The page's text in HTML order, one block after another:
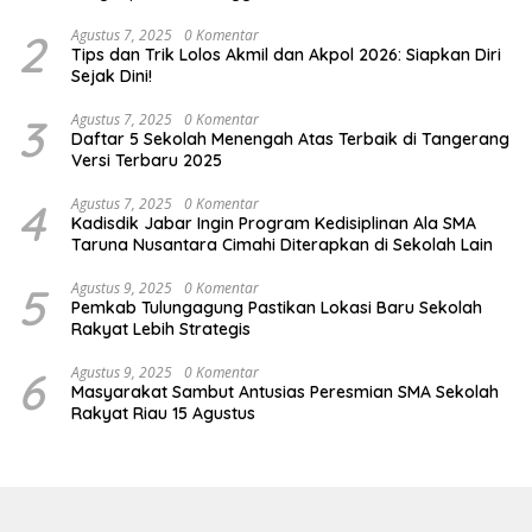
2 Agustus 7, 2025 0 Komentar
Tips dan Trik Lolos Akmil dan Akpol 2026: Siapkan Diri
Sejak Dini!
3 Agustus 7, 2025 0 Komentar
Daftar 5 Sekolah Menengah Atas Terbaik di Tangerang
Versi Terbaru 2025
4 Agustus 7, 2025 0 Komentar
Kadisdik Jabar Ingin Program Kedisiplinan Ala SMA
Taruna Nusantara Cimahi Diterapkan di Sekolah Lain
5 Agustus 9, 2025 0 Komentar
Pemkab Tulungagung Pastikan Lokasi Baru Sekolah
Rakyat Lebih Strategis
6 Agustus 9, 2025 0 Komentar
Masyarakat Sambut Antusias Peresmian SMA Sekolah
Rakyat Riau 15 Agustus